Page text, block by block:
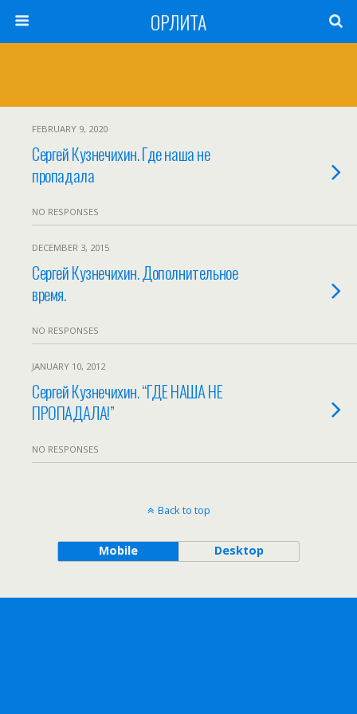
ОРЛИТА
FEBRUARY 9, 2020
Сергей Кузнечихин. Где наша не
пропадала
NO RESPONSES
DECEMBER 3, 2015
Сергей Кузнечихин. Дополнительное
время.
NO RESPONSES
JANUARY 10, 2012
Сергей Кузнечихин. “ГДЕ НАША НЕ
ПРОПАДАЛА!”
NO RESPONSES
Back to top
Mobile Desktop